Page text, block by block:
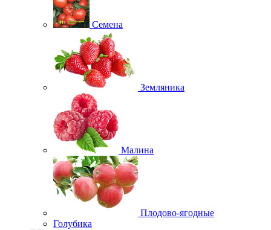
Семена
Земляника
Малина
Плодово-ягодные
Голубика